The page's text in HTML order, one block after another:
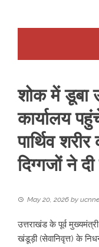
शोक में डूबा
कार्यालय
पार्थिव
दिग्गजों ने
May 20, 2026 by
उत्तराखंड के पूर्व
खंडूड़ी (सेवानिवृत्त) के